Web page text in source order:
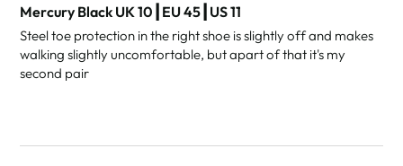
Mercury Black UK 10┃EU 45┃US 11
Steel toe protection in the right shoe is slightly off and makes
walking slightly uncomfortable, but apart of that it's my
second pair